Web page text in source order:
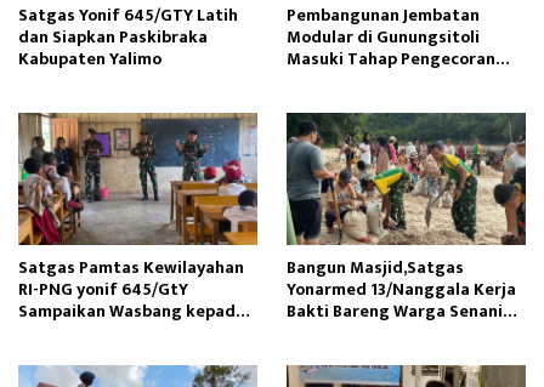
Satgas Yonif 645/GTY Latih
dan Siapkan Paskibraka
Kabupaten Yalimo
Pembangunan Jembatan
Modular di Gunungsitoli
Masuki Tahap Pengecoran
Satgas Pamtas Kewilayahan
RI-PNG yonif 645/GtY
Sampaikan Wasbang kepada
Bangun Masjid,Satgas
Yonarmed 13/Nanggala Kerja
Bakti Bareng Warga Senaning